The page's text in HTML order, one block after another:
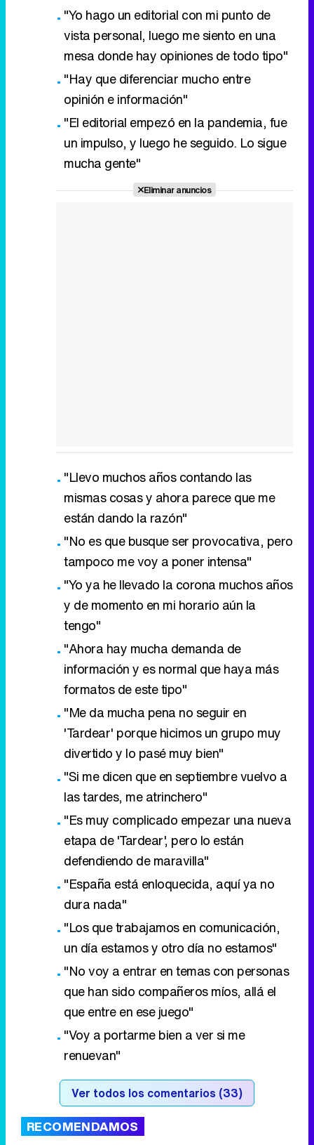
"Yo hago un editorial con mi punto de
vista personal, luego me siento en una
mesa donde hay opiniones de todo tipo"
"Hay que diferenciar mucho entre
opinión e información"
"El editorial empezó en la pandemia, fue
un impulso, y luego he seguido. Lo sigue
mucha gente"
Eliminar anuncios
"Llevo muchos años contando las
mismas cosas y ahora parece que me
están dando la razón"
"No es que busque ser provocativa, pero
tampoco me voy a poner intensa"
"Yo ya he llevado la corona muchos años
y de momento en mi horario aún la
tengo"
"Ahora hay mucha demanda de
información y es normal que haya más
formatos de este tipo"
"Me da mucha pena no seguir en
'Tardear' porque hicimos un grupo muy
divertido y lo pasé muy bien"
"Si me dicen que en septiembre vuelvo a
las tardes, me atrinchero"
"Es muy complicado empezar una nueva
etapa de 'Tardear', pero lo están
defendiendo de maravilla"
"España está enloquecida, aquí ya no
dura nada"
"Los que trabajamos en comunicación,
un día estamos y otro día no estamos"
"No voy a entrar en temas con personas
que han sido compañeros míos, allá el
que entre en ese juego"
"Voy a portarme bien a ver si me
renuevan"
Ver todos los comentarios (33)
RECOMENDAMOS